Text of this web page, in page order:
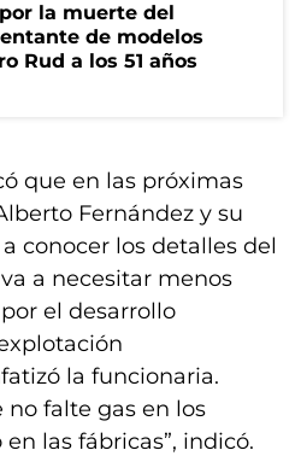
la muerte del
de modelos
Rud a los 51 años
que en las próximas
Fernández y su
conocer los detalles del
a necesitar menos
el desarrollo
la funcionaria.
no falte gas en los
las fábricas”, indicó.